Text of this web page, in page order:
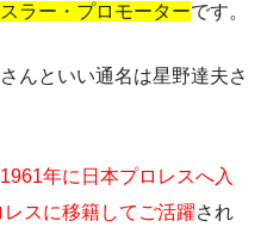
ラー・プロモーターです。
んといい通名は星野達夫さ
1961年に日本プロレスへ入
スに移籍してご活躍され